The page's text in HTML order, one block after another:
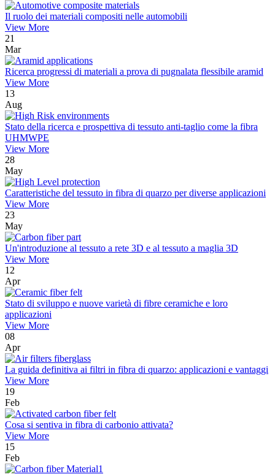
Il ruolo dei materiali compositi nelle automobili
View More
21
Mar
Ricerca progressi di materiali a prova di pugnalata flessibile aramid
View More
13
Aug
Stato della ricerca e prospettiva di tessuto anti-taglio come la fibra
UHMWPE
View More
28
May
Caratteristiche del tessuto in fibra di quarzo per diverse applicazioni
View More
23
May
Un'introduzione al tessuto a rete 3D e al tessuto a maglia 3D
View More
12
Apr
Stato di sviluppo e nuove varietà di fibre ceramiche e loro
applicazioni
View More
08
Apr
La guida definitiva ai filtri in fibra di quarzo: applicazioni e vantaggi
View More
19
Feb
Cosa si sentiva in fibra di carbonio attivata?
View More
15
Feb